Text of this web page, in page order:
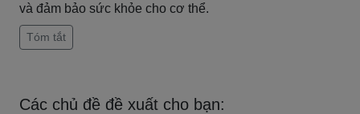
và đảm bảo sức khỏe cho cơ thể.
Tóm tắt
Các chủ đề đề xuất cho bạn: